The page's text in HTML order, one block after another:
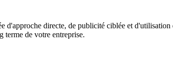
d'approche directe, de publicité ciblée et
terme de votre entreprise.